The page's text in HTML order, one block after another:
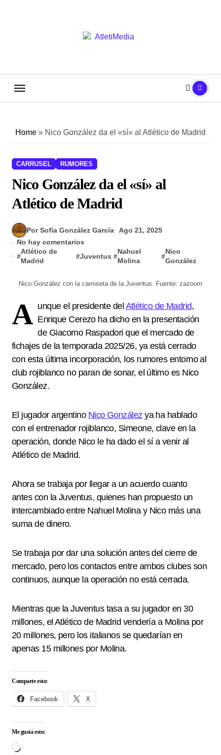
Home » Nico González da el «sí» al Atlético de Madrid
CARRUSEL RUMORES
Nico González da el «sí» al
Atlético de Madrid
Por Sofía González García
Ago 21, 2025
No hay comentarios
#
Atlético de
Madrid
#Juventus #
Nahuel
Molina
#
Nico
González
Nico González con la camiseta de la Juventus. Fuente: zazoom
A unque el presidente del Atlético de Madrid,
Enrique Cerezo ha dicho en la presentación
de Giacomo Raspadori que el mercado de
fichajes de la temporada 2025/26, ya está cerrado
con esta última incorporación, los rumores entorno al
club rojiblanco no paran de sonar, el último es Nico
González.
El jugador argentino Nico Gonzálezya ha hablado
con el entrenador rojiblanco, Simeone, clave en la
operación, donde Nico le ha dado el sí a venir al
Atlético de Madrid.
Ahora se trabaja por llegar a un acuerdo cuanto
antes con la Juventus, quienes han propuesto un
intercambiado entre Nahuel Molina y Nico más una
suma de dinero.
Se trabaja por dar una solución antes del cierre de
mercado, pero los contactos entre ambos clubes son
continuos, aunque la operación no está cerrada.
Mientras que la Juventus tasa a su jugador en 30
millones, el Atlético de Madrid vendería a Molina por
20 millones, pero los italianos se quedarían en
apenas 15 millones por Molina.
Comparte esto:
Facebook X
Me gusta esto:
Cargando...